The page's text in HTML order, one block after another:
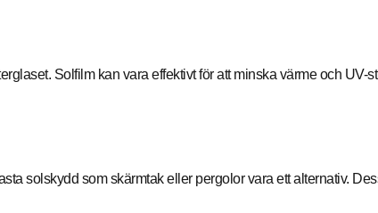
Solfilm kan vara effektivt för att minska värme och UV-
solskydd som skärmtak eller pergolor vara ett alternativ.